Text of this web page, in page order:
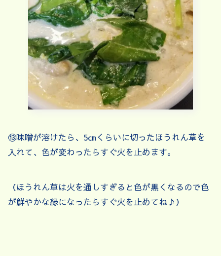
⑬味噌が溶けたら、5㎝くらいに切ったほうれん草を
入れて、色が変わったらすぐ火を止めます。
（ほうれん草は火を通しすぎると色が黒くなるので色
が鮮やかな緑になったらすぐ火を止めてね♪）